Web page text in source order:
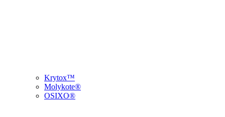
Krytox™
Molykote®
OSIXO®